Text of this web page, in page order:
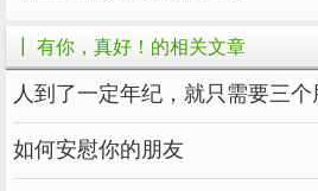
┃ 有你，真好！的相关文章
人到了一定年纪，就只需要三个
如何安慰你的朋友